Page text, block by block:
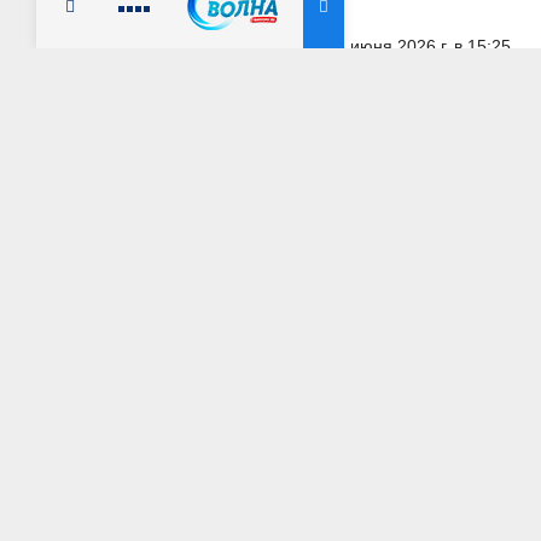
8 июня 2026 г. в 15:25
Радио Милицейская волна